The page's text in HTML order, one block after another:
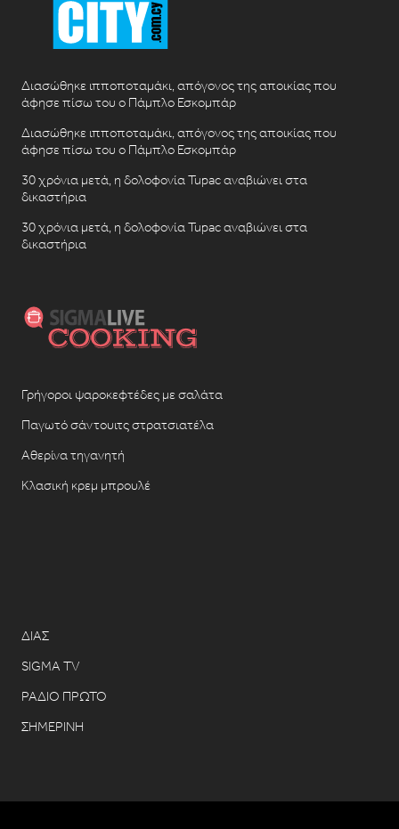
Διασώθηκε ιπποποταμάκι, απόγονος της αποικίας που
άφησε πίσω του ο Πάμπλο Εσκομπάρ
Διασώθηκε ιπποποταμάκι, απόγονος της αποικίας που
άφησε πίσω του ο Πάμπλο Εσκομπάρ
30 χρόνια μετά, η δολοφονία Tupac αναβιώνει στα
δικαστήρια
30 χρόνια μετά, η δολοφονία Tupac αναβιώνει στα
δικαστήρια
Γρήγοροι ψαροκεφτέδες με σαλάτα
Παγωτό σάντουιτς στρατσιατέλα
Αθερίνα τηγανητή
Κλασική κρεμ μπρουλέ
ΔΙΑΣ
SIGMA TV
ΡΑΔΙΟ ΠΡΩΤΟ
ΣΗΜΕΡΙΝΗ